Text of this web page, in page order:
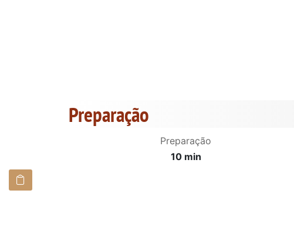
Preparação
Preparação
10 min